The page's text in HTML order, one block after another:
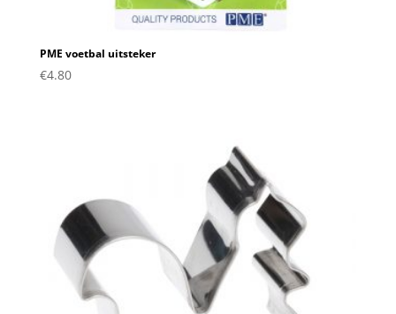
PME voetbal uitsteker
€4.80